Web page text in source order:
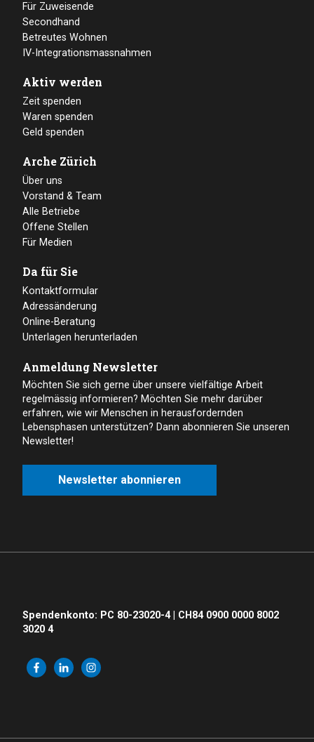
Für Zuweisende
Secondhand
Betreutes Wohnen
IV-Integrationsmassnahmen
Aktiv werden
Zeit spenden
Waren spenden
Geld spenden
Arche Zürich
Über uns
Vorstand & Team
Alle Betriebe
Offene Stellen
Für Medien
Da für Sie
Kontaktformular
Adressänderung
Online-Beratung
Unterlagen herunterladen
Anmeldung Newsletter
Möchten Sie sich gerne über unsere vielfältige Arbeit
regelmässig informieren? Möchten Sie mehr darüber
erfahren, wie wir Menschen in herausfordernden
Lebensphasen unterstützen? Dann abonnieren Sie unseren
Newsletter!
Newsletter abonnieren
Spendenkonto: PC 80-23020-4 | CH84 0900 0000 8002
3020 4